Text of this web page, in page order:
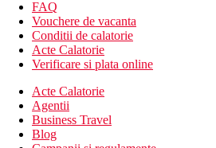
Descrierea hotelului
hol de intrare cu receptie
restaurant principal
10 baruri
patiserie
discoteca
FAQ
Vouchere de vacanta
Conditii de calatorie
Acte Calatorie
Verificare si plata online
Acte Calatorie
Agentii
Business Travel
Blog